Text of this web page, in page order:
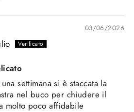
03/06/2026
settimana si è staccata la
nel buco per chiudere il
molto poco affidabile